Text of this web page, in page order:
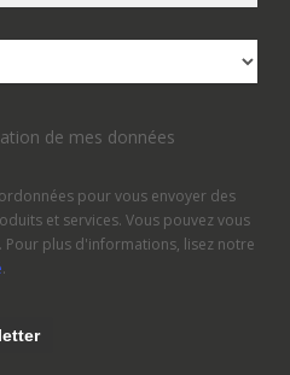
de mes données
pour vous envoyer des
et services. Vous pouvez vous
plus d'informations, lisez notre
.